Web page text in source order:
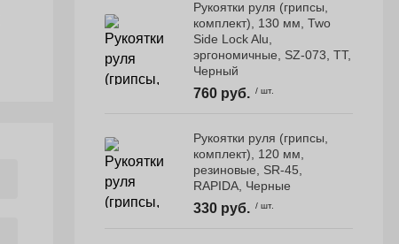
Рукоятки руля (грипсы,
комплект), 130 мм, Two
Side Lock Alu,
эргономичные, SZ-073, TT,
Черный
760 руб. / шт.
Рукоятки руля (грипсы,
комплект), 120 мм,
резиновые, SR-45,
RAPIDA, Черные
330 руб. / шт.